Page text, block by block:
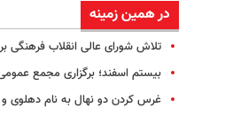
در همین زمینه
تلاش شورای عالی انقلاب فرهنگی
بیستم اسفند؛ برگزاری مجمع
غرس کردن دو نهال به نام دهلوی و